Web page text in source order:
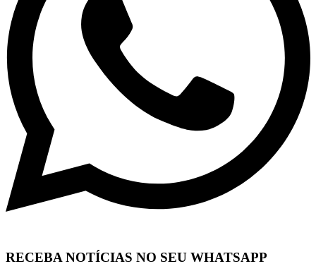
RECEBA NOTÍCIAS NO SEU WHATSAPP